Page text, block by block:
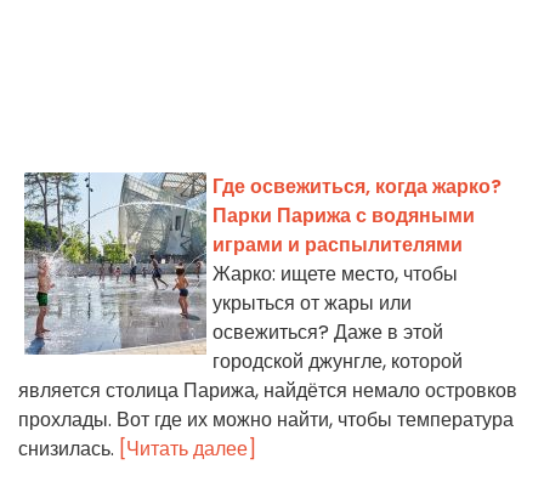
Где освежиться, когда жарко?
Парки Парижа с водяными
играми и распылителями
Жарко: ищете место, чтобы
укрыться от жары или
освежиться? Даже в этой
городской джунгле, которой
является столица Парижа, найдётся немало островков
прохлады. Вот где их можно найти, чтобы температура
снизилась. [Читать далее]